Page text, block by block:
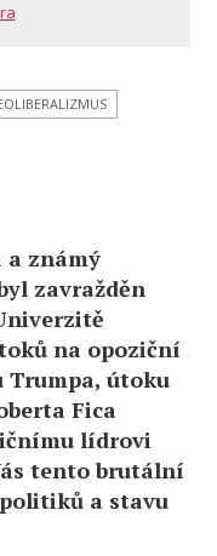
a známý
zavražděn
na opoziční
Trumpa, útoku
Fica
lídrovi
tento brutální
a stavu